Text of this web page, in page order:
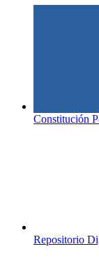
Constitución
Repositorio